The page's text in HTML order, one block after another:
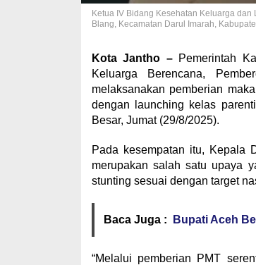
Ketua IV Bidang Kesehatan Keluarga
Blang, Kecamatan Darul Imarah,
Kota Jantho –Pemerintah
Keluarga Berencana,
melaksanakan pemberian
dengan launching kelas
Besar, Jumat (29/8/2025).
Pada kesempatan itu, Kepala
merupakan salah satu upaya
stunting sesuai dengan target
Baca Juga : Bupati Aceh
“Melalui pemberian PMT